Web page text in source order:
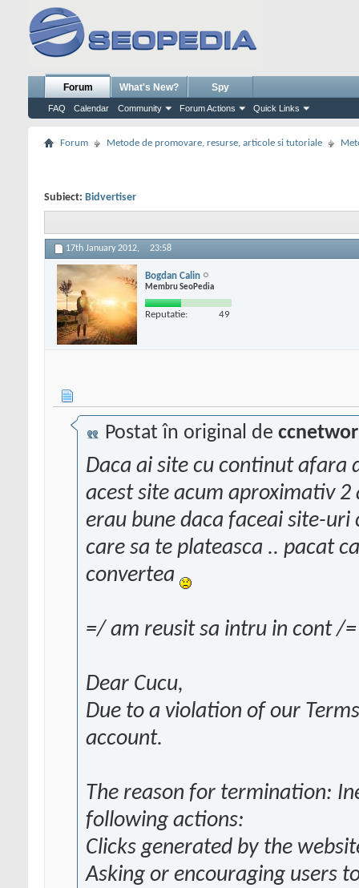
Forum
FAQ Calendar Community Forum Actions Quick Links
What's New? Spy
Forum Metode de promovare, resurse, articole si tutoriale
Subiect: Bidvertiser
17th January 2012, 23:58
Bogdan Calin
Membru SeoPedia
Reputatie: 49
Postat în original de
Daca ai site cu continut afara
acest site acum aproximativ 2
erau bune daca faceai site-
care sa te plateasca .. pacat
convertea
=/ am reusit sa intru in cont /=
Dear Cucu,
Due to a violation of our
account.
The reason for termination:
following actions:
Clicks generated by the
Asking or encouraging users